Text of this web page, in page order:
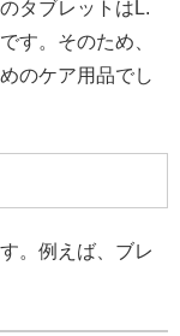
タブレットはL.
す。そのため、
のケア用品でし
。例えば、ブレ